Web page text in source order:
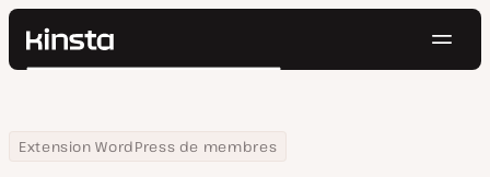
Kinsta®
Prix
Rechercher
Home
Centre de ressources
Blog
Extension WordPress de membres
Comment améliorer la vitesse de votre site web d’adhésion